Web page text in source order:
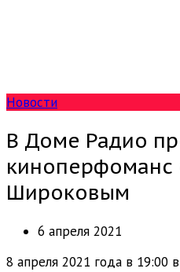
Новости
В Доме Радио
киноперфоманс
Широковым
6 апреля 2021
8 апреля 2021 года в 19:00